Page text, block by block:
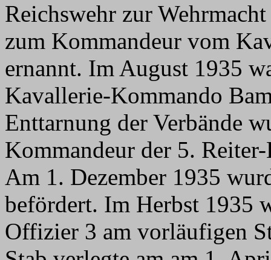
Reichswehr zur
zum Kommandeur vom
ernannt. Im August 1935
Kavallerie-Kommando
Enttarnung der Verbände
Kommandeur der 5.
Am 1. Dezember 1935
befördert. Im Herbst 1935
Offizier 3 am vorläufigen